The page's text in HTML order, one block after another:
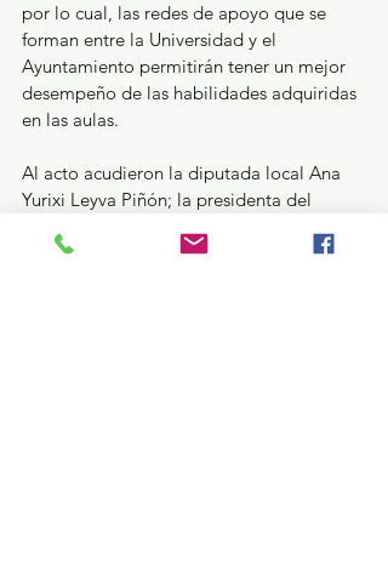
por lo cual, las redes de apoyo que se
forman entre la Universidad y el
Ayuntamiento permitirán tener un mejor
desempeño de las habilidades adquiridas
en las aulas.
Al acto acudieron la diputada local Ana
Yurixi Leyva Piñón; la presidenta del
Familia (DIF) Estado de México, Rocío